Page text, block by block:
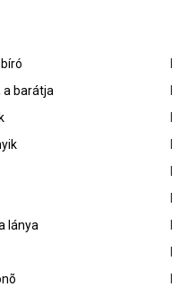
barátja
lánya